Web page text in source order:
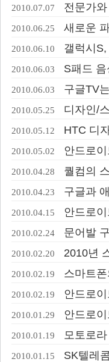
2010.07.07 전문가
2010.06.25 새로운
2010.06.10 갤럭시
2010.06.03 S패드
2010.06.03 구글TV
2010.05.25 디자인/
2010.05.12 HTC 디
2010.05.02 안드로
2010.04.28 퀄컴의
2010.04.23 구글과
2010.04.15 안드로
2010.02.24 문어발
2010.02.20 2010년
2010.02.19 스마트
2010.02.19 안드로
2010.01.29 안드로
2010.01.19 모토로
2010.01.15 SK텔레